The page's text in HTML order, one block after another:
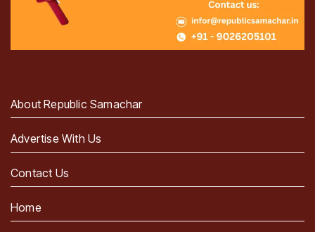
About Republic Samachar
Advertise With Us
Contact Us
Home